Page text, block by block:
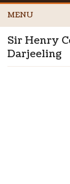
MENU
Sir Henry
Darjeeling